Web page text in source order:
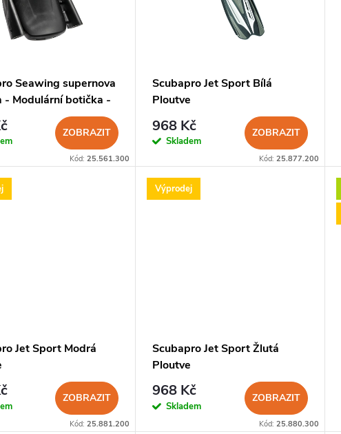
Seawing supernova
- Modulární botička -
ZOBRAZIT
Kód:25.561.300
Scubapro Jet Sport Bílá
Ploutve
968 Kč
Skladem
ZOBRAZIT
Kód: 25.877.200
Jet Sport Modrá
ZOBRAZIT
Kód:25.881.200
Výprodej
Scubapro Jet Sport Žlutá
Ploutve
968 Kč
Skladem
ZOBRAZIT
Kód: 25.880.300